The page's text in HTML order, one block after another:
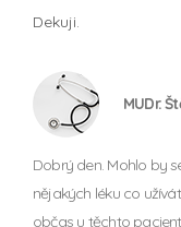
Dekuji.
MUDr.
Dobrý den. Mohlo by
nějakých léku co
občas u těchto